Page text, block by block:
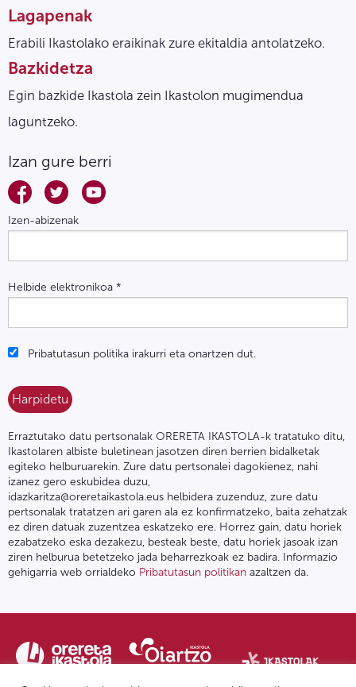
Lagapenak
Erabili Ikastolako eraikinak zure ekitaldia antolatzeko.
Bazkidetza
Egin bazkide Ikastola zein Ikastolon mugimendua
laguntzeko.
Izan gure berri
Izen-abizenak
Helbide elektronikoa *
Pribatutasun politika irakurri eta onartzen dut.
Erraztutako datu pertsonalak ORERETA IKASTOLA-k tratatuko ditu,
Ikastolaren albiste buletinean jasotzen diren berrien bidalketak
egiteko helburuarekin. Zure datu pertsonalei dagokienez, nahi
izanez gero eskubidea duzu,
idazkaritza@oreretaikastola.eus helbidera zuzenduz, zure datu
pertsonalak tratatzen ari garen ala ez konfirmatzeko, baita zehatzak
ez diren datuak zuzentzea eskatzeko ere. Horrez gain, datu horiek
ezabatzeko eska dezakezu, besteak beste, datu horiek jasoak izan
ziren helburua betetzeko jada beharrezkoak ez badira. Informazio
gehigarria web orrialdeko Pribatutasun politikan azaltzen da.